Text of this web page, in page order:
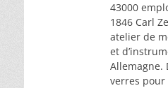
43000
1846 Carl
atelier de
et
Allemagne.
verres pour